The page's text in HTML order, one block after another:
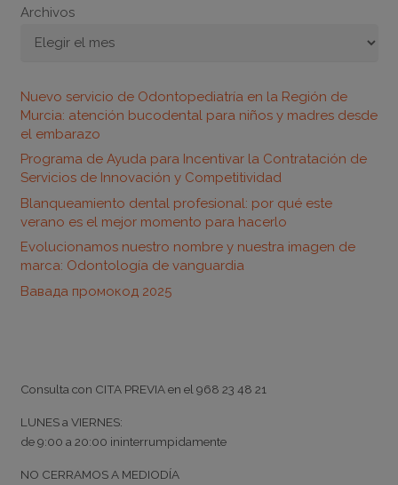
Archivos
Nuevo servicio de Odontopediatría en la Región de
Murcia: atención bucodental para niños y madres desde
el embarazo
Programa de Ayuda para Incentivar la Contratación de
Servicios de Innovación y Competitividad
Blanqueamiento dental profesional: por qué este
verano es el mejor momento para hacerlo
Evolucionamos nuestro nombre y nuestra imagen de
marca: Odontología de vanguardia
Вавада промокод 2025
Consulta con CITA PREVIAen el 968 23 48 21
LUNES a VIERNES:
de9:00 a 20:00 ininterrumpidamente
NO CERRAMOS A MEDIODÍA